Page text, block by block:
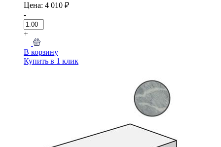
Цена: 4 010 ₽
-
+
В корзину
Купить в 1 клик